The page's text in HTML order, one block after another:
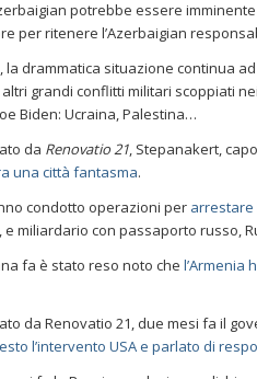
potrebbe essere
per ritenere l’Azerbaigian
la drammatica situazione continua
grandi conflitti militari scoppiati
Biden: Ucraina, Palestina…
da Renovatio 21, Stepanakert,
una città fantasma.
condotto operazioni per arrestare
miliardario con passaporto russo,
fa è stato reso noto che l’Armenia
da Renovatio 21, due mesi fa il
l’intervento USA e parlato di